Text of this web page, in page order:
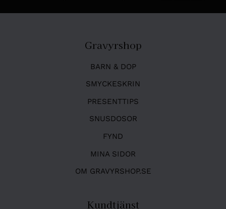
Gravyrshop
BARN & DOP
SMYCKESKRIN
PRESENTTIPS
SNUSDOSOR
FYND
MINA SIDOR
OM GRAVYRSHOP.SE
Kundtjänst